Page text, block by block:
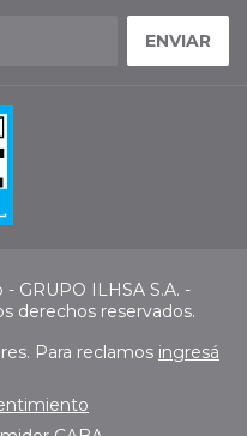
GRUPO ILHSA S.A. -
derechos reservados.
Para reclamos ingresá